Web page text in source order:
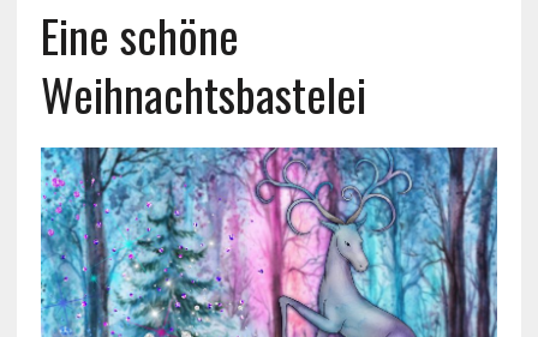
Eine schöne
Weihnachtsbastelei